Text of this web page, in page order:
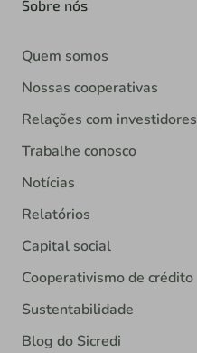
Sobre nós
Quem somos
Nossas cooperativas
Relações com investidores
Trabalhe conosco
Notícias
Relatórios
Capital social
Cooperativismo de crédito
Sustentabilidade
Blog do Sicredi